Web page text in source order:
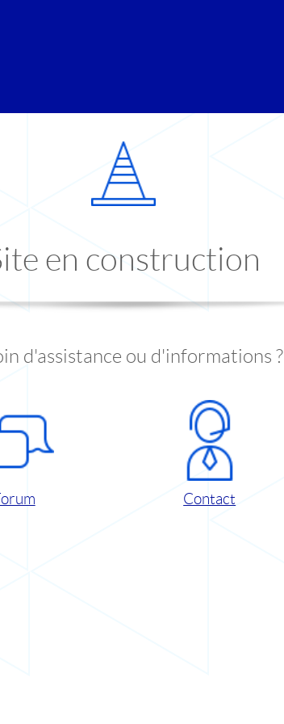
en construction
d'assistance ou d'informations ?
Contact